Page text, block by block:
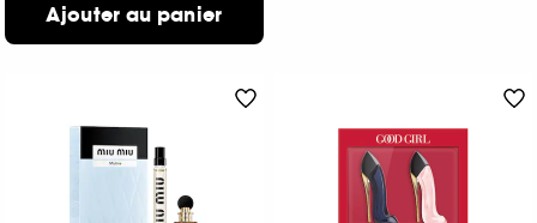
Ajouter au panier